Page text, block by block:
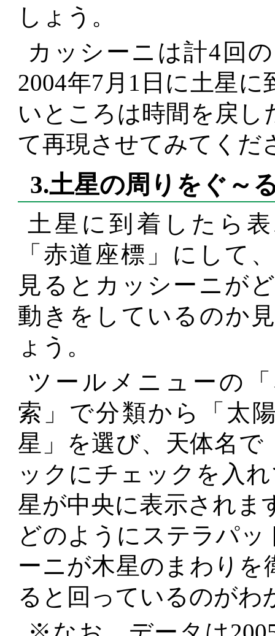
しょう。
カッシーニは計4回
2004年7月1日に土星
いところは時間を戻
て再現させてみてくだ
3.土星の周りをぐ～
土星に到着したら
「赤道座標」にして
見るとカッシーニが
動きをしているのか
ょう。
ツールメニューの
索」で分類から「太
星」を選び、天体名で
ックにチェックを入
星が中央に表示されま
どのようにステラパ
ーニが木星のまわり
ると回っているのがわ